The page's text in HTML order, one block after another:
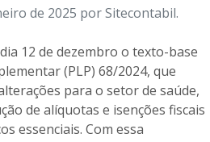
de 2025 por Sitecontabil.
12 de dezembro o texto-base
(PLP) 68/2024, que
para o setor de saúde,
de alíquotas e isenções fiscais
essenciais. Com essa